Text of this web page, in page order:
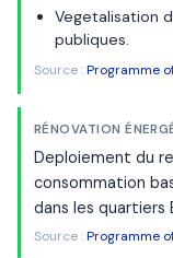
Vegetalisation
publiques.
Source :Programme
RÉNOVATION
Deploiement du
consommation
dans les quartiers
Source :Programme